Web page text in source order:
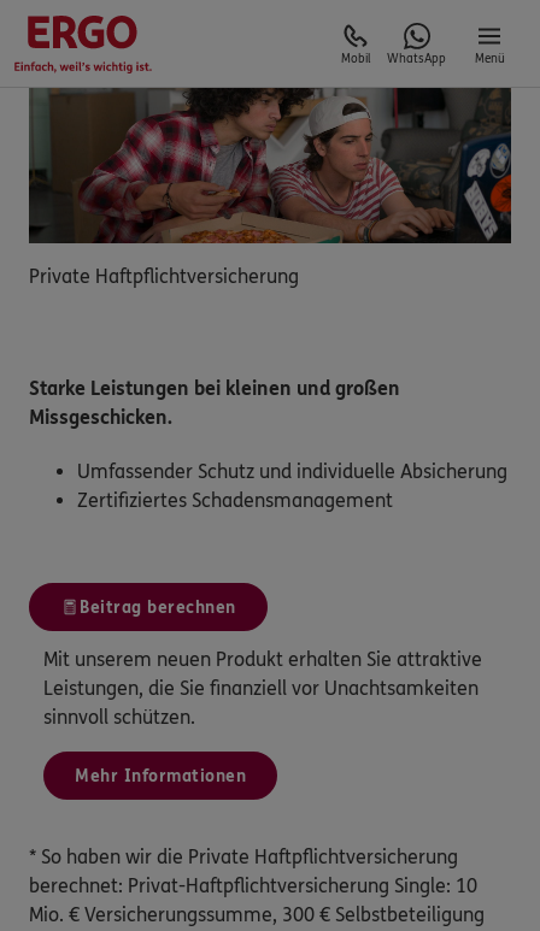
Mobil WhatsApp Menü
Private Haftpflichtversicherung
Starke Leistungen bei kleinen und großen
Missgeschicken.
Umfassender Schutz und individuelle Absicherung
Zertifiziertes Schadensmanagement
Beitrag berechnen
Mit unserem neuen Produkt erhalten Sie attraktive
Leistungen, die Sie finanziell vor Unachtsamkeiten
sinnvoll schützen.
Mehr Informationen
* So haben wir die Private Haftpflichtversicherung
berechnet: Privat-Haftpflichtversicherung Single: 10
Mio. € Versicherungssumme, 300 € Selbstbeteiligung